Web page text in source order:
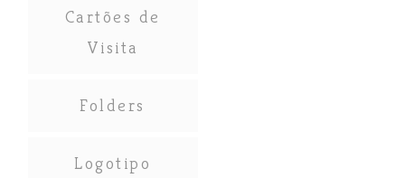
Cartões de
Visita
Folders
Logotipo